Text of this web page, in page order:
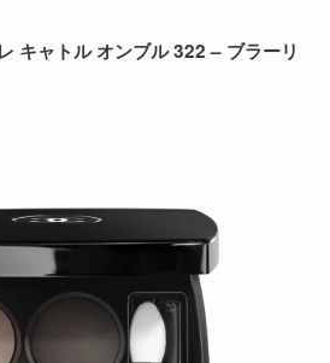
キャトル オンブル 322 – ブラーリ